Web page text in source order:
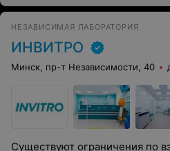
НЕЗАВИСИМАЯ ЛАБОРАТОРИЯ
ИНВИТРО
Минск, пр-т Независимости, 40
Существуют ограничения по